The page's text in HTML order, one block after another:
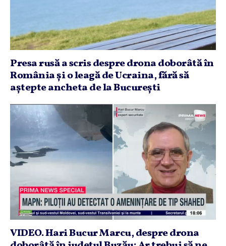
Presa rusă a scris despre drona doborâtă în
România şi o leagă de Ucraina, fără să
aştepte ancheta de la Bucureşti
VIDEO. Hari Bucur Marcu, despre drona